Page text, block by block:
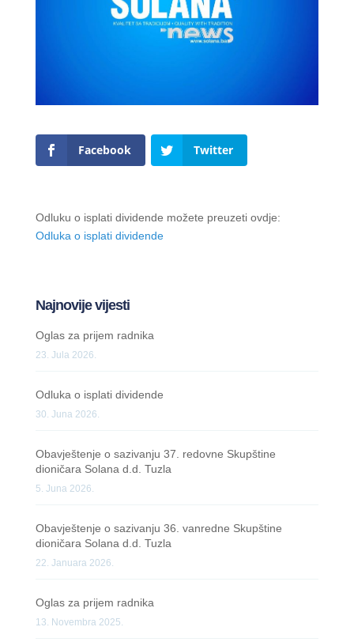
Facebook Twitter
Odluku o isplati dividende možete preuzeti ovdje:
Odluka o isplati dividende
Najnovije vijesti
Oglas za prijem radnika
23. Jula 2026.
Odluka o isplati dividende
30. Juna 2026.
Obavještenje o sazivanju 37. redovne Skupštine
dioničara Solana d.d. Tuzla
5. Juna 2026.
Obavještenje o sazivanju 36. vanredne Skupštine
dioničara Solana d.d. Tuzla
22. Januara 2026.
Oglas za prijem radnika
13. Novembra 2025.